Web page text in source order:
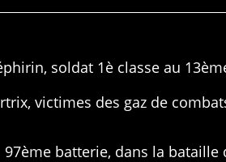
soldat 1è classe au
victimes des gaz de
batterie, dans la bataille